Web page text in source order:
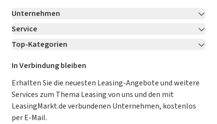
Unternehmen
Über LeasingMarkt.de
Karriere Jetzt bewerben!
Für Händler
Kooperation mit AutoScout24
AGB
Datenschutz
Service
Kontakt
Ratgeber
Magazin
Datenschutz-Einstellungen
So funktioniert’s
Top-Kategorien
Leasing Deals
Gebrauchtwagen Leasing
Leasing ohne Anzahlung
E-Auto Leasing
In Verbindung bleiben
Erhalten Sie die neuesten Leasing-Angebote und weitere
Services zum Thema Leasing von uns und den mit
LeasingMarkt.de verbundenen Unternehmen, kostenlos
per E-Mail.